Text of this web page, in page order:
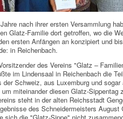
nach ihrer ersten Versammlung
Glatz-Familie dort getroffen, wo die
ersten Anfängen an konzipiert und
in Reichenbach.
des Vereins "Glatz –
im Lindensaal in Reichenbach die
der Schweiz, aus Luxemburg und
miteinander diesen Glatz-Sippentag
steht in der alten Reichsstadt
des Schneidermeisters August
sich die "Glatz-Sippe" nicht